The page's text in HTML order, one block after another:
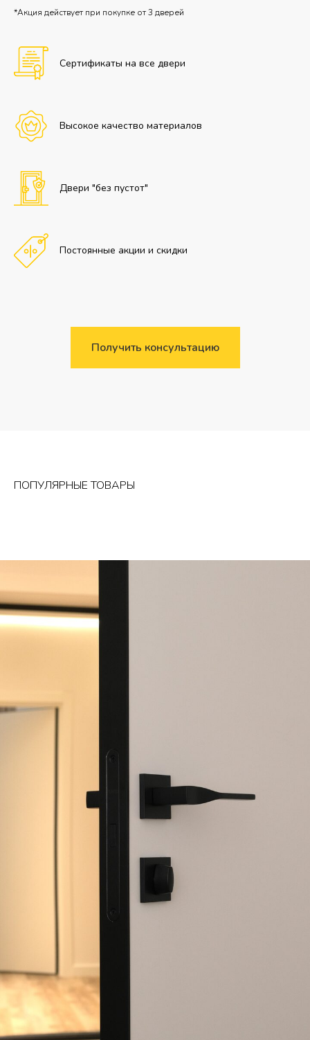
*Акция действует при покупке от 3 дверей
Сертификаты на все двери
Высокое качество материалов
Двери "без пустот"
Постоянные акции и скидки
Получить консультацию
ПОПУЛЯРНЫЕ ТОВАРЫ